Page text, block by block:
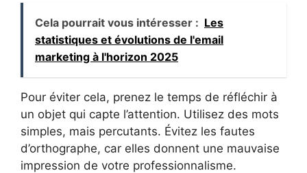
Cela pourrait vous intéresser : Les
statistiques et évolutions de l'email
marketing à l'horizon 2025
Pour éviter cela, prenez le temps de réfléchir à
un objet qui capte l’attention. Utilisez des mots
simples, mais percutants. Évitez les fautes
d’orthographe, car elles donnent une mauvaise
impression de votre professionnalisme.